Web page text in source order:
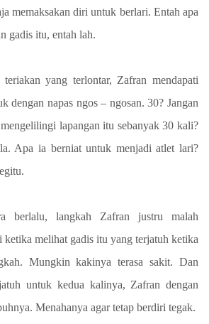
memaksakan diri untuk berlari. Entah apa
gadis itu, entah lah.
yang terlontar, Zafran mendapati
dengan napas ngos – ngosan. 30? Jangan
lapangan itu sebanyak 30 kali?
Apa ia berniat untuk menjadi atlet lari?
berlalu, langkah Zafran justru malah
ketika melihat gadis itu yang terjatuh ketika
Mungkin kakinya terasa sakit. Dan
untuk kedua kalinya, Zafran dengan
Menahanya agar tetap berdiri tegak.